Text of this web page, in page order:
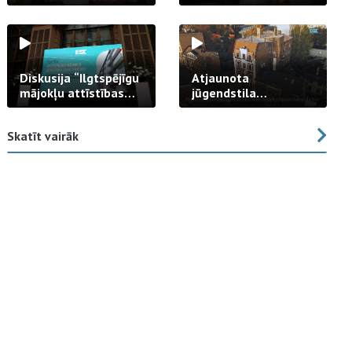
strādā praksē
Diskusija “Ilgtspējīgu
mājokļu attīstības
izaicinājums”
Atjaunota
jūgendstila
arhitektūras pērles
Skatīt vairāk